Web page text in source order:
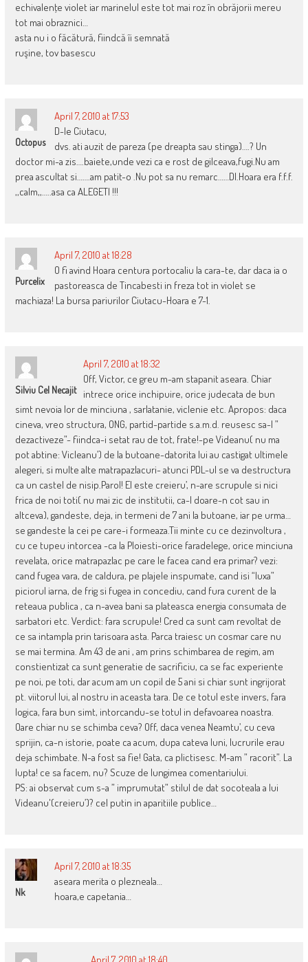
echivalenţe violet iar marinelul este tot mai roz în obrăjorii mereu
tot mai obraznici…
asta nu i o făcătură, fiindcă îi semnată
ruşine, tov basescu
Octopus
April 7, 2010 at 17:53
D-le Ciutacu,
dvs. ati auzit de pareza (pe dreapta sau stinga)….? Un
doctor mi-a zis….baiete,unde vezi ca e rost de gilceava,fugi.Nu am
prea ascultat si…….am patit-o .Nu pot sa nu remarc……Dl.Hoara era f.f.f.
,,calm,,…..asa ca ALEGETI !!!
Purcelix
April 7, 2010 at 18:28
O fi avind Hoara centura portocaliu la cara-te, dar daca ia o
pastoreasca de Tincabesti in freza tot in violet se
machiaza! La bursa pariurilor Ciutacu-Hoara e 7-1.
Silviu Cel Necajit
April 7, 2010 at 18:32
Off, Victor, ce greu m-am stapanit aseara. Chiar
intrece orice inchipuire, orice judecata de bun
simt nevoia lor de minciuna , sarlatanie, viclenie etc. Apropos: daca
cineva, vreo structura, ONG, partid-partide s.a.m.d. reusesc sa-l ”
dezactiveze”- fiindca-i setat rau de tot, frate!-pe Videanu( nu ma
pot abtine: Vicleanu’) de la butoane-datorita lui au castigat ultimele
alegeri, si multe alte matrapazlacuri- atunci PDL-ul se va destructura
ca un castel de nisip.Parol! El este creieru’, n-are scrupule si nici
frica de noi toti( nu mai zic de institutii, ca-l doare-n cot sau in
altceva), gandeste, deja, in termeni de 7 ani la butoane, iar pe urma…
se gandeste la cei pe care-i formeaza.Tii minte cu ce dezinvoltura ,
cu ce tupeu intorcea -ca la Ploiesti-orice faradelege, orice minciuna
revelata, orice matrapazlac pe care le facea cand era primar? vezi:
cand fugea vara, de caldura, pe plajele inspumate, cand isi “luxa”
piciorul iarna, de frig si fugea in concediu, cand fura curent de la
reteaua publica , ca n-avea bani sa plateasca energia consumata de
sarbatori etc. Verdict: fara scrupule! Cred ca sunt cam revoltat de
ce sa intampla prin tarisoara asta. Parca traiesc un cosmar care nu
se mai termina. Am 43 de ani , am prins schimbarea de regim, am
constientizat ca sunt generatie de sacrificiu, ca se fac experiente
pe noi, pe toti, dar acum am un copil de 5 ani si chiar sunt ingrijorat
pt. viitorul lui, al nostru in aceasta tara. De ce totul este invers, fara
logica, fara bun simt, intorcandu-se totul in defavoarea noastra.
Oare chiar nu se schimba ceva? Off, daca venea Neamtu’, cu ceva
sprijin, ca-n istorie, poate ca acum, dupa cateva luni, lucrurile erau
deja schimbate. N-a fost sa fie! Gata, ca plictisesc. M-am ” racorit”. La
lupta! ce sa facem, nu? Scuze de lungimea comentariului.
PS: ai observat cum s-a ” imprumutat” stilul de dat socoteala a lui
Videanu'(creieru’)? cel putin in aparitiile publice…
Nk
April 7, 2010 at 18:35
aseara merita o plezneala…
hoara,e capetania…